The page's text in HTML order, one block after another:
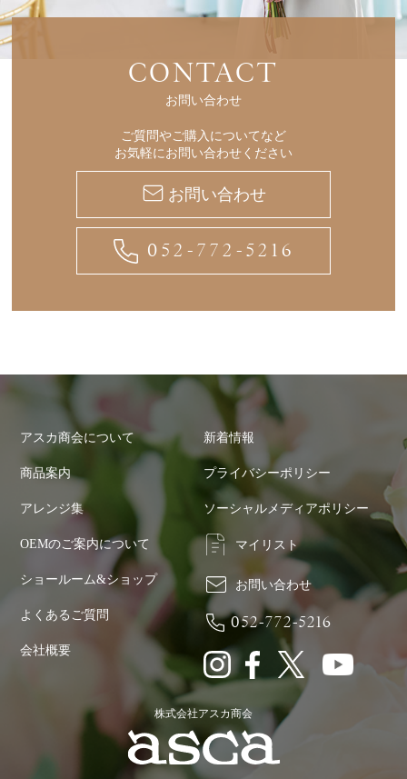
CONTACT
お問い合わせ
ご質問やご購入についてなど
お気軽にお問い合わせください
お問い合わせ
052-772-5216
アスカ商会について
商品案内
アレンジ集
OEMのご案内について
ショールーム&ショップ
よくあるご質問
会社概要
新着情報
プライバシーポリシー
ソーシャルメディアポリシー
マイリスト
お問い合わせ
052-772-5216
株式会社アスカ商会